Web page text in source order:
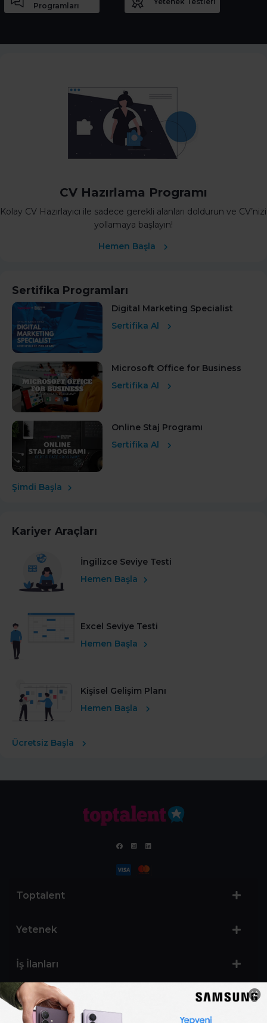
Programları
CV Hazırlama Programı
Kolay CV Hazırlayıcı ile sadece gerekli alanları doldurun ve CV’nizi
yollamaya başlayın!
Hemen Başla
Sertifika Programları
Digital Marketing Specialist
Sertifika Al
Microsoft Office for Business
Sertifika Al
Online Staj Programı
Sertifika Al
Şimdi Başla
Kariyer Araçları
İngilizce Seviye Testi
Hemen Başla
Excel Seviye Testi
Hemen Başla
Kişisel Gelişim Planı
Hemen Başla
Ücretsiz Başla
Toptalent
Yetenek
İş İlanları
Sertifika Programları